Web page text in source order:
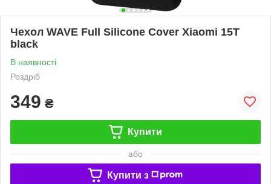
Чехол WAVE Full Silicone Cover Xiaomi 15T
black
В наявності
Роздріб
349 ₴
Купити
або
Купити з